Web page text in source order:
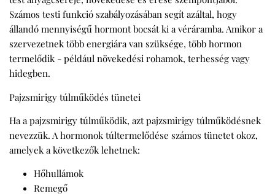
Számos testi funkció szabályozásában segít azáltal, hogy
állandó mennyiségű hormont bocsát ki a véráramba. Amikor a
szervezetnek több energiára van szüksége, több hormon
termelődik - például növekedési rohamok, terhesség vagy
hidegben.
Pajzsmirigy túlműködés tünetei
Ha a pajzsmirigy túlműködik, azt pajzsmirigy túlműködésnek
nevezzük. A hormonok túltermelődése számos tünetet okoz,
amelyek a következők lehetnek:
Hőhullámok
Remegő